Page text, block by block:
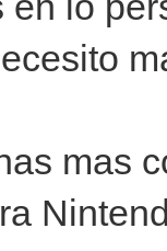
mas